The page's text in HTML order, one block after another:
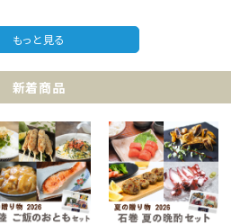
もっと見る
新着商品